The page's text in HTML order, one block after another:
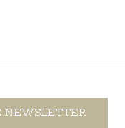
NEWSLETTER